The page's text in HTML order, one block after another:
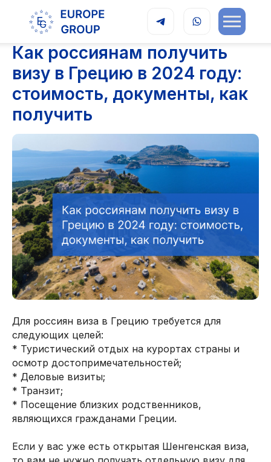
Как россиянам получить
визу в Грецию в 2024 году:
стоимость, документы, как
получить
Для россиян виза в Грецию требуется для
следующих целей:
* Туристический отдых на курортах страны и
осмотр достопримечательностей;
* Деловые визиты;
* Транзит;
* Посещение близких родственников,
являющихся гражданами Греции.
Если у вас уже есть открытая Шенгенская виза,